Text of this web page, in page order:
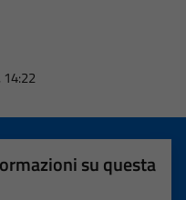
su questa